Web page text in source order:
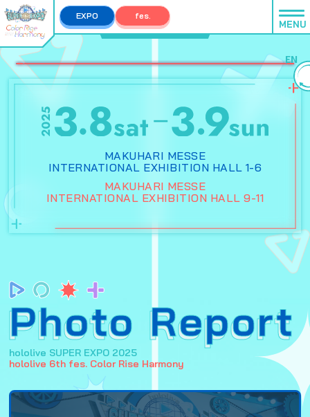
EXPO fes.
MENU
EN
MAKUHARI MESSE
INTERNATIONAL EXHIBITION HALL 1-6
MAKUHARI MESSE
INTERNATIONAL EXHIBITION HALL 9-11
Photo Report
hololive SUPER EXPO 2025
hololive 6th fes. Color Rise Harmony